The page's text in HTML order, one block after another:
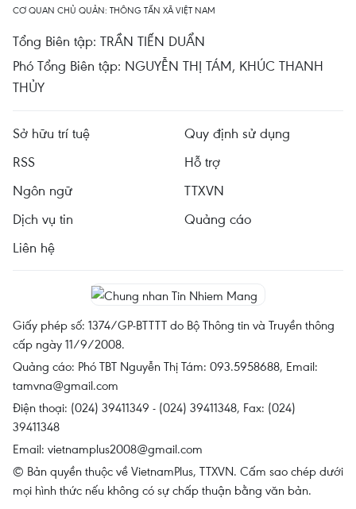
CƠ QUAN CHỦ QUẢN: THÔNG TẤN XÃ VIỆT NAM
Tổng Biên tập: TRẦN TIẾN DUẨN
Phó Tổng Biên tập: NGUYỄN THỊ TÁM, KHÚC THANH
THỦY
Sở hữu trí tuệ
Quy định sử dụng
RSS
Hỗ trợ
Ngôn ngữ
TTXVN
Dịch vụ tin
Quảng cáo
Liên hệ
Giấy phép số: 1374/GP-BTTTT do Bộ Thông tin và Truyền thông
cấp ngày 11/9/2008.
Quảng cáo: Phó TBT Nguyễn Thị Tám: 093.5958688, Email:
tamvna@gmail.com
Điện thoại: (024) 39411349 - (024) 39411348, Fax: (024)
39411348
Email: vietnamplus2008@gmail.com
© Bản quyền thuộc về VietnamPlus, TTXVN. Cấm sao chép dưới
mọi hình thức nếu không có sự chấp thuận bằng văn bản.